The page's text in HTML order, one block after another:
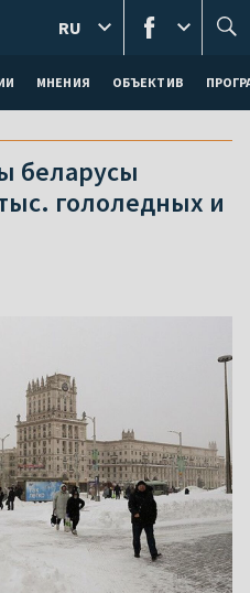
МНЕНИЯ ОБЪЕКТИВ
RU
беларусы
гололедных и